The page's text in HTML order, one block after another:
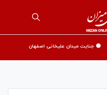
🟡 جنایت میدان علیخانی اصفهان